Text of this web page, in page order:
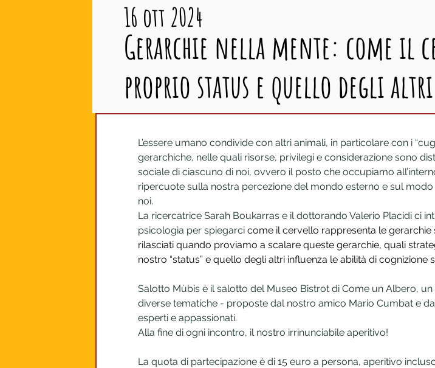
Gerarchie nella mente: come il
proprio status e quello degli altri
16 ott 2024
L’essere umano condivide con altri animali, in particolare con i
gerarchiche, nelle quali risorse, privilegi e considerazione sono
sociale di ciascuno di noi, ovvero il posto che occupiamo
ripercuote sulla nostra percezione del mondo esterno e sul
noi.
La ricercatrice Sarah Boukarras e il dottorando Valerio Placidi ci
psicologia per spiegarci come il cervello rappresenta le
rilasciati quando proviamo a scalare queste gerarchie, quali
nostro “status” e quello degli altri influenza le abilità di
Salotto Mùbis è il salotto del Museo Bistrot di Come un Albero,
diverse tematiche - proposte dal nostro amico Mario Cumbat e
esperti e appassionati.
Alla fine di ogni incontro, il nostro irrinunciabile aperitivo!
La quota di partecipazione è di 15 euro a persona, aperitivo